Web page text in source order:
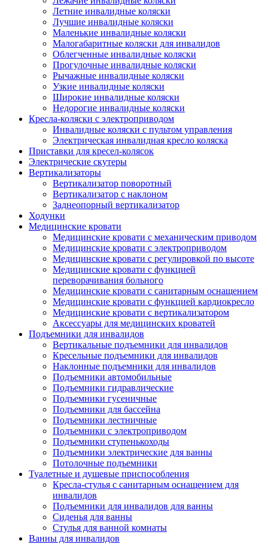
Летние инвалидные коляски
Лучшие инвалидные коляски
Маленькие инвалидные коляски
Малогабаритные коляски для инвалидов
Облегченные инвалидные коляски
Прогулочные инвалидные коляски
Рычажные инвалидные коляски
Узкие инвалидные коляски
Широкие инвалидные коляски
Недорогие инвалидные коляски
Кресла-коляски с электроприводом
Инвалидные коляски с пультом управления
Электрическая инвалидная кресло коляска
Приставки для кресел-колясок
Электрические скутеры
Вертикализаторы
Вертикализатор поворотный
Вертикализатор с наклоном
Заднеопорный вертикализатор
Ходунки
Медицинские кровати
Медицинские кровати с механическим приводом
Медицинские кровати с электроприводом
Медицинские кровати с регулировкой по высоте
Медицинские кровати с функцией
переворачивания больного
Медицинские кровати с санитарным оснащением
Медицинские кровати с функцией кардиокресло
Медицинские кровати с вертикализатором
Аксессуары для медицинских кроватей
Подъемники для инвалидов
Вертикальные подъемники для инвалидов
Кресельные подъемники для инвалидов
Наклонные подъемники для инвалидов
Подъемники автомобильные
Подъемники гидравлические
Подъемники гусеничные
Подъемники для бассейна
Подъемники лестничные
Подъемники с электроприводом
Подъемники ступенькоходы
Подъемники электрические для ванны
Потолочные подъемники
Туалетные и душевые приспособления
Кресла-стулья с санитарным оснащением для
инвалидов
Подъемники для инвалидов для ванны
Сиденья для ванны
Стулья для ванной комнаты
Ванны для инвалидов